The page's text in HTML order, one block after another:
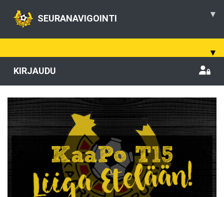
SEURANAVIGOINTI ▾
▾
KIRJAUDU